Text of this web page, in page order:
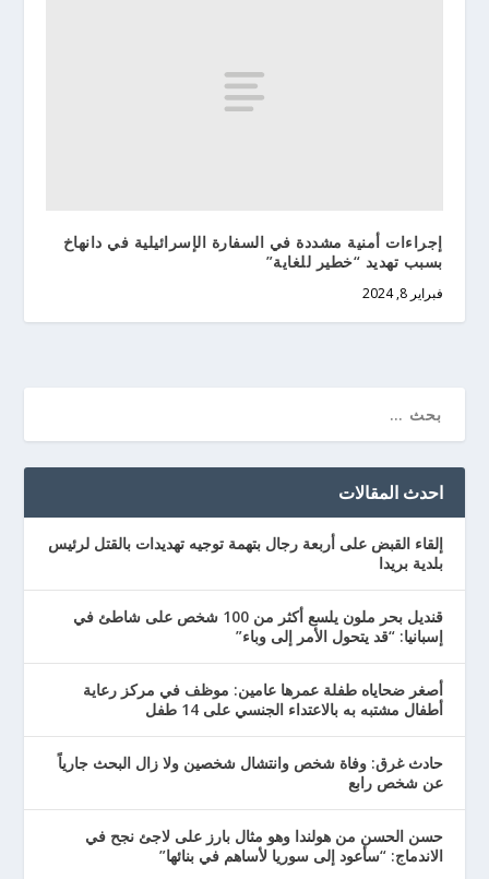
إجراءات أمنية مشددة في السفارة الإسرائيلية في دانهاخ
بسبب تهديد “خطير للغاية”
فبراير 8, 2024
احدث المقالات
إلقاء القبض على أربعة رجال بتهمة توجيه تهديدات بالقتل لرئيس
بلدية بريدا
قنديل بحر ملون يلسع أكثر من 100 شخص على شاطئ في
إسبانيا: “قد يتحول الأمر إلى وباء”
أصغر ضحاياه طفلة عمرها عامين: موظف في مركز رعاية
أطفال مشتبه به بالاعتداء الجنسي على 14 طفل
حادث غرق: وفاة شخص وانتشال شخصين ولا زال البحث جارياً
عن شخص رابع
حسن الحسن من هولندا وهو مثال بارز على لاجئ نجح في
الاندماج: “سأعود إلى سوريا لأساهم في بنائها”